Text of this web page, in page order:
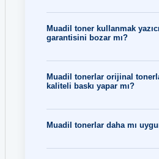
Muadil toner kullanmak
garantisini bozar mı?
Muadil tonerlar orijinal
kaliteli baskı yapar mı?
Muadil tonerlar daha mı